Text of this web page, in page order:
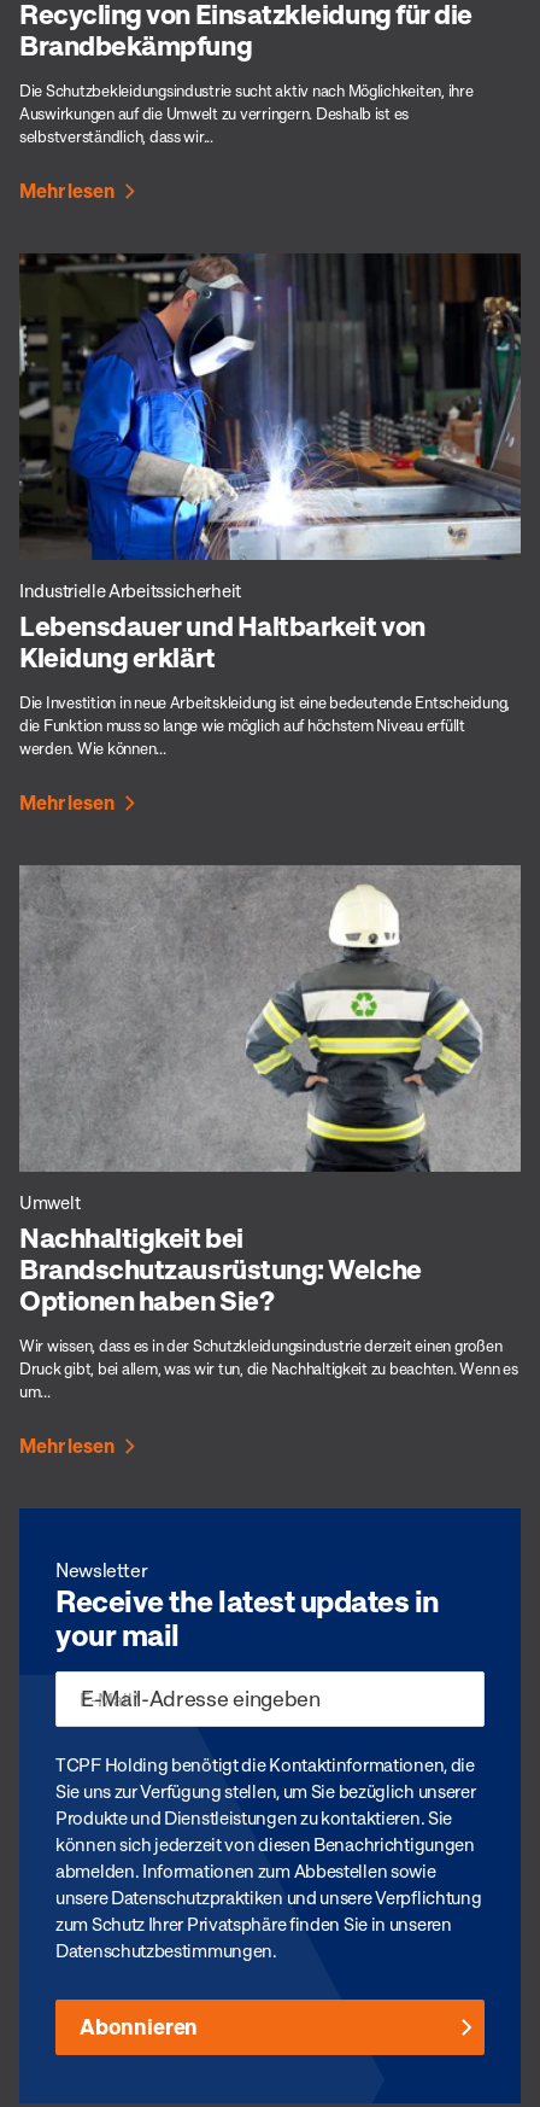
Recycling von Einsatzkleidung für die
Brandbekämpfung
Die Schutzbekleidungsindustrie sucht aktiv nach Möglichkeiten, ihre
Auswirkungen auf die Umwelt zu verringern. Deshalb ist es
selbstverständlich, dass wir...
Mehr lesen
Industrielle Arbeitssicherheit
Lebensdauer und Haltbarkeit von
Kleidung erklärt
Die Investition in neue Arbeitskleidung ist eine bedeutende Entscheidung,
die Funktion muss so lange wie möglich auf höchstem Niveau erfüllt
werden. Wie können...
Mehr lesen
Umwelt
Nachhaltigkeit bei
Brandschutzausrüstung: Welche
Optionen haben Sie?
Wir wissen, dass es in der Schutzkleidungsindustrie derzeit einen großen
Druck gibt, bei allem, was wir tun, die Nachhaltigkeit zu beachten. Wenn es
um...
Mehr lesen
Newsletter
Receive the latest updates in
your mail
E-Mail*
TCPF Holding benötigt die Kontaktinformationen, die
Sie uns zur Verfügung stellen, um Sie bezüglich unserer
Produkte und Dienstleistungen zu kontaktieren. Sie
können sich jederzeit von diesen Benachrichtigungen
abmelden. Informationen zum Abbestellen sowie
unsere Datenschutzpraktiken und unsere Verpflichtung
zum Schutz Ihrer Privatsphäre finden Sie in unseren
Datenschutzbestimmungen.